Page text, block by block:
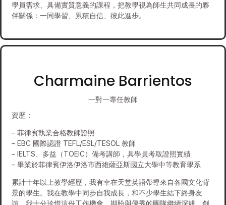
學員需求、具備實質意義的課程，把教學視為師生共同成長的夥
伴關係：一同學習、累積自信、彼此進步。
Charmaine Barrientos
一對一專任教師
資歷：
– 菲律賓執業合格教師證照
– EBC 國際認證 TEFL/ESL/TESOL 教師
– IELTS、多益（TOEIC）備考講師，具學員考取證照實績
– 畢業於菲律賓伊洛伊洛市西維薩亞斯國立大學中等教育學系
累計十年以上教學經歷，我有幸在天堂英語帶導來自各國文化背
景的學生。我在教學中同步自我成長，和不少學生結下終身友